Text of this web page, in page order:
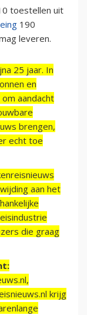
toestellen uit
190
leveren.
25 jaar. In
en
aandacht
brengen,
echt toe
aan het
die graag
krijg